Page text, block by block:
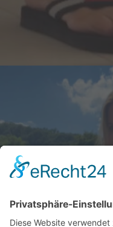
Efasit
Schick zum